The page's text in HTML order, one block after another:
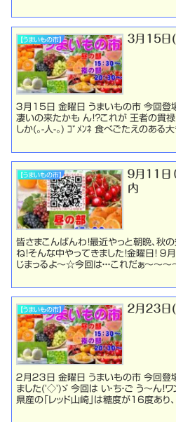
【うまいもの市】 ３月15日
３月15日 金曜日 うまいもの市 今回登場の
凄いの来たかも ん！？これが 王者の貫
しか(｡-人-｡) ｺﾞﾒﾝﾈ 食べごたえのある
【うまいもの市】
９月１１
内
皆さまこんばんわ！最近やっと朝晩、秋
ね！そんな中やってきました！金曜日！
じまっるよ～☆今回は・・・これだぁ～～～～
【うまいもの市】 ２月２３
２月２３日 金曜日 うまいもの市 今回登場
ました('◇')ゞ 今回は い・ち・ご う～ん
県産の「レッド山崎」は糖度が16度あり